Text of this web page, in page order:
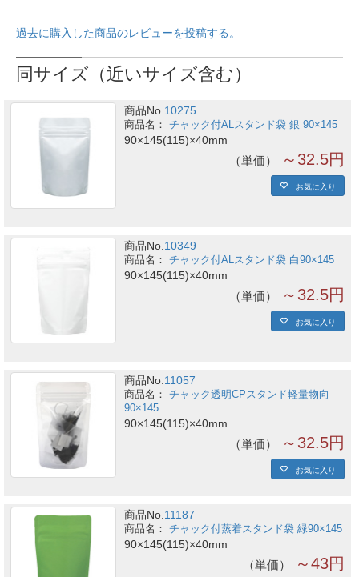
過去に購入した商品のレビューを投稿する。
同サイズ（近いサイズ含む）
商品No.10275
チャック付ALスタンド袋 銀 90×145
90×145(115)×40mm
単価 ～32.5円
お気に入り
商品No. 10349
チャック付ALスタンド袋 白90×145
90×145(115)×40mm
単価 ～32.5円
お気に入り
商品No. 11057
チャック透明CPスタンド軽量物向
90×145
90×145(115)×40mm
単価 ～32.5円
お気に入り
商品No.11187
チャック付蒸着スタンド袋 緑90×145
90×145(115)×40mm
単価 ～43円